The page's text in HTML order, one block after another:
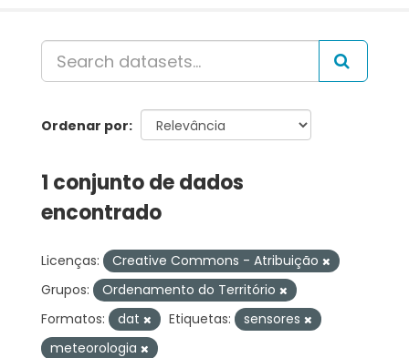
Ordenar por
1 conjunto de dados
encontrado
Licenças:
Creative Commons - Atribuição
Grupos:
Ordenamento do Território
Formatos:
dat Etiquetas:
sensores
meteorologia